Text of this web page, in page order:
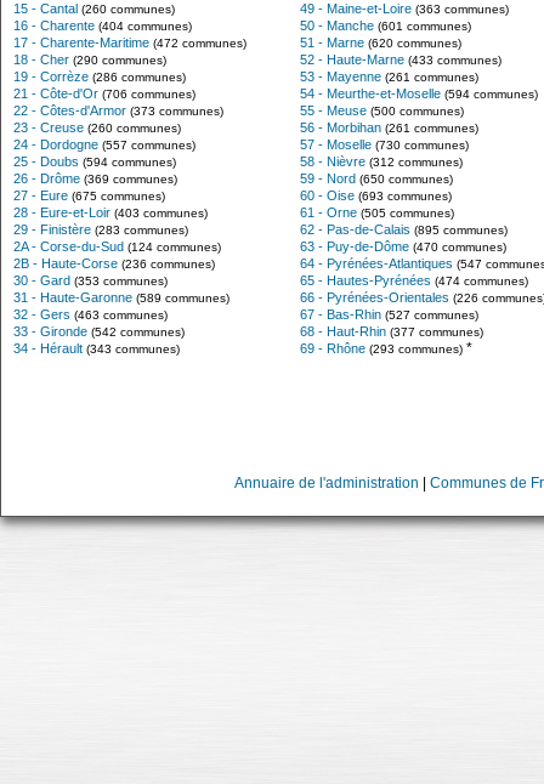
15 - Cantal (260 communes)
16 - Charente (404 communes)
17 - Charente-Maritime (472 communes)
18 - Cher (290 communes)
19 - Corrèze (286 communes)
21 - Côte-d'Or (706 communes)
22 - Côtes-d'Armor (373 communes)
23 - Creuse (260 communes)
24 - Dordogne (557 communes)
25 - Doubs (594 communes)
26 - Drôme (369 communes)
27 - Eure (675 communes)
28 - Eure-et-Loir (403 communes)
29 - Finistère (283 communes)
2A - Corse-du-Sud (124 communes)
2B - Haute-Corse (236 communes)
30 - Gard (353 communes)
31 - Haute-Garonne (589 communes)
32 - Gers (463 communes)
33 - Gironde (542 communes)
34 - Hérault (343 communes)
49 - Maine-et-Loire (363 communes)
50 - Manche (601 communes)
51 - Marne (620 communes)
52 - Haute-Marne (433 communes)
53 - Mayenne (261 communes)
54 - Meurthe-et-Moselle (594 communes)
55 - Meuse (500 communes)
56 - Morbihan (261 communes)
57 - Moselle (730 communes)
58 - Nièvre (312 communes)
59 - Nord (650 communes)
60 - Oise (693 communes)
61 - Orne (505 communes)
62 - Pas-de-Calais (895 communes)
63 - Puy-de-Dôme (470 communes)
64 - Pyrénées-Atlantiques (547
65 - Hautes-Pyrénées (474 communes)
66 - Pyrénées-Orientales (226
67 - Bas-Rhin (527 communes)
68 - Haut-Rhin (377 communes)
69 - Rhône (293 communes) *
Annuaire de l'administration Communes de